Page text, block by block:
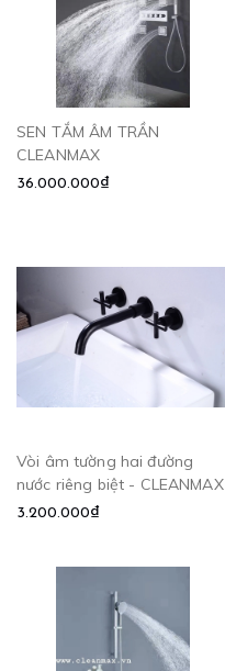
SEN TẮM ÂM TRẦN
CLEANMAX
36.000.000₫
Vòi âm tường hai đường
nước riêng biệt - CLEANMAX
3.200.000₫